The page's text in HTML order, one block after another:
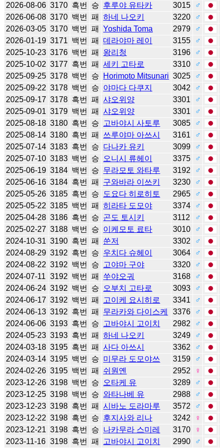
2026-08-06 3170 흑번 승 후루야 유타카 3015
♂
2026-06-08 3170 백번 패 하네 나오키 3220
♂
2026-03-05 3170 백번 패 Yoshida Toma 2979
♂
2026-01-19 3171 백번 패 데라야마 레이 3155
♂
2025-10-23 3176 백번 패 왕리청 3196
♂
2025-10-02 3177 흑번 패 세키 고타로 3310
♂
2025-09-25 3178 백번 승 Horimoto Mitsunari 3025
♂
2025-09-22 3178 백번 승 야마다 다쿠지 3042
♂
2025-09-17 3178 흑번 패 샤오위양 3301
♂
2025-09-01 3179 백번 패 샤오위양 3301
♂
2025-08-18 3180 흑번 승 고바야시 사토루 3085
♂
2025-08-14 3180 흑번 패 쓰루야마 아쓰시 3161
♂
2025-07-14 3183 흑번 승 다나카 유키 3099
♂
2025-07-10 3183 백번 승 오니시 류헤이 3375
♂
2025-06-19 3184 백번 승 무라모토 와타루 3192
♂
2025-06-16 3184 흑번 패 구와바라 이쓰키 3230
♂
2025-05-26 3185 흑번 승 도요다 히로히토 2965
♂
2025-05-22 3185 백번 패 히라타 도모야 3374
♂
2025-04-28 3186 흑번 승 곤도 토시키 3112
♂
2025-02-27 3188 백번 승 이케모토 료타 3010
♂
2024-10-31 3190 흑번 패 쑨저 3302
♂
2024-08-29 3192 흑번 승 우치다 슈헤이 3064
♂
2024-08-22 3192 백번 승 고야마 구야 3320
♂
2024-07-11 3192 백번 패 쑤야오궈 3168
♂
2024-06-24 3192 백번 승 오부치 고타로 3093
♂
2024-06-17 3192 백번 패 고이케 요시히로 3341
♂
2024-06-13 3192 흑번 패 무라카와 다이스케 3376
♂
2024-06-06 3193 흑번 승 고바야시 고이치 2982
♂
2024-05-23 3193 흑번 패 하네 나오키 3249
♂
2024-03-18 3195 흑번 패 사다 아쓰시 3362
♂
2024-03-14 3195 백번 승 미무라 도모야쓰 3159
♂
2024-02-26 3195 백번 패 쉬원옌 2952
♀
2023-12-26 3198 백번 승 오타케 유 3289
♂
2023-12-25 3198 백번 승 와타나베 유 2988
♂
2023-12-23 3198 흑번 패 시바노 도라마루 3572
♂
2023-12-22 3198 흑번 승 후지사와 리나 3242
♀
2023-12-21 3198 흑번 승 나카무라 스미레 3170
♀
2023-11-16 3198 흑번 패 고바야시 고이치 2990
♂